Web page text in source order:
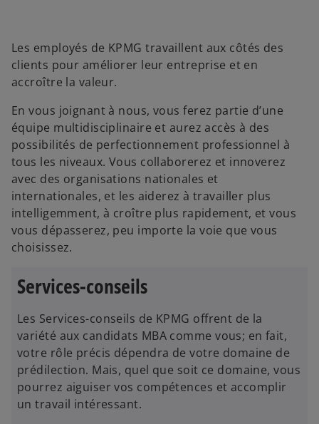
Les employés de KPMG travaillent aux côtés des
clients pour améliorer leur entreprise et en
accroître la valeur.
En vous joignant à nous, vous ferez partie d’une
équipe multidisciplinaire et aurez accès à des
possibilités de perfectionnement professionnel à
tous les niveaux. Vous collaborerez et innoverez
avec des organisations nationales et
internationales, et les aiderez à travailler plus
intelligemment, à croître plus rapidement, et vous
vous dépasserez, peu importe la voie que vous
choisissez.
Services-conseils
Les Services-conseils de KPMG offrent de la
variété aux candidats MBA comme vous; en fait,
votre rôle précis dépendra de votre domaine de
prédilection. Mais, quel que soit ce domaine, vous
pourrez aiguiser vos compétences et accomplir
un travail intéressant.